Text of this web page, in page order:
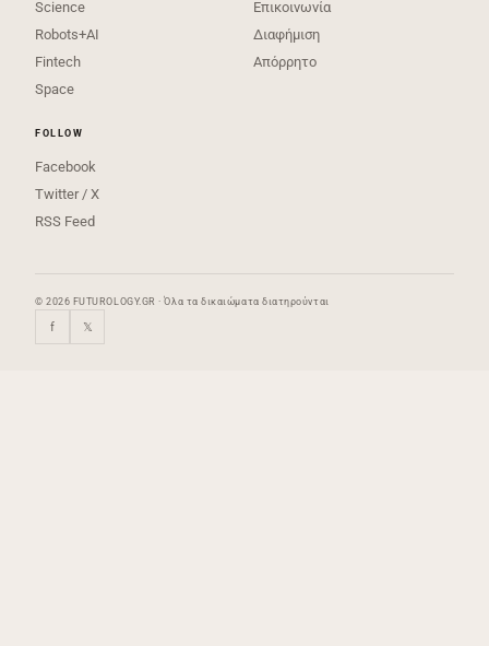
Science
Robots+AI
Fintech
Space
Επικοινωνία
Διαφήμιση
Απόρρητο
FOLLOW
Facebook
Twitter / X
RSS Feed
© 2026 FUTUROLOGY.GR · Όλα τα δικαιώματα διατηρούνται
f 𝕏